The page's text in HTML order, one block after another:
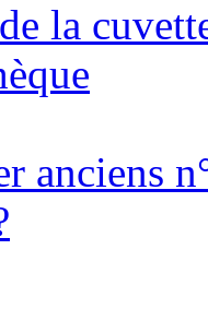
la
anciens